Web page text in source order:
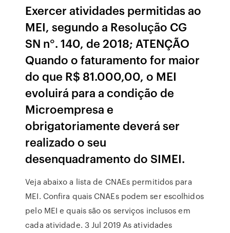
Exercer atividades permitidas ao
MEI, segundo a Resolução CG
SN n°. 140, de 2018; ATENÇÃO
Quando o faturamento for maior
do que R$ 81.000,00, o MEI
evoluirá para a condição de
Microempresa e
obrigatoriamente deverá ser
realizado o seu
desenquadramento do SIMEI.
Veja abaixo a lista de CNAEs permitidos para
MEI. Confira quais CNAEs podem ser escolhidos
pelo MEI e quais são os serviços inclusos em
cada atividade. 3 Jul 2019 As atividades